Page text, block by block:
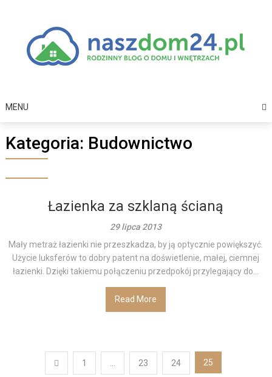
MENU
Kategoria: Budownictwo
Łazienka za szklaną ścianą
29 lipca 2013
Mały metraż łazienki nie przeszkadza, by ją optycznie powiększyć.
Użycie luksferów to dobry patent na doświetlenie, małej, ciemnej
łazienki. Dzięki takiemu połączeniu przedpokój przylegający do...
Read More
Stronicowanie
1 23 24 25